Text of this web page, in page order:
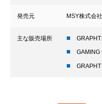
発売元 MSY株式会社
主な販売場所
GAMING